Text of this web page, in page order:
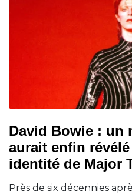
David Bowie : un
aurait enfin
identité de Major
Près de six décennies